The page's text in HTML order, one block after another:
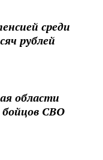
среди
рублей
области
бойцов СВО